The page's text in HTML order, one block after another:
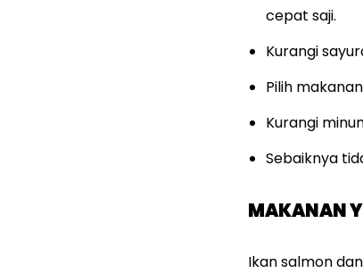
cepat saji.
Kurangi
Pilih
Kurangi
Sebaiknya
MAKANAN
Ikan salmon